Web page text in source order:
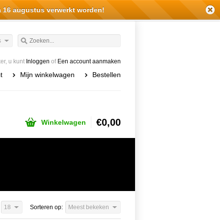
u kunt Inloggen of Een account aanmaken
Mijn winkelwagen Bestellen
Winkelwagen €0,00
Sorteren op: Meest bekeken
18
augustus verwerkt worden!